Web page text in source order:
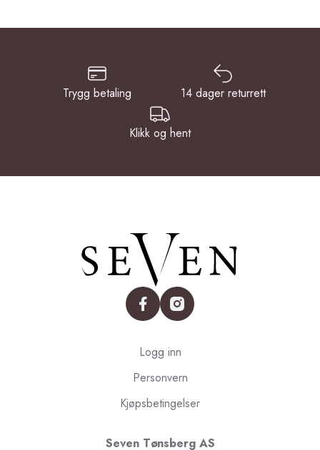
Trygg betaling 14 dager returrett
Klikk og hent
facebookinstagram
Logg inn
Personvern
Kjøpsbetingelser
Seven Tønsberg AS